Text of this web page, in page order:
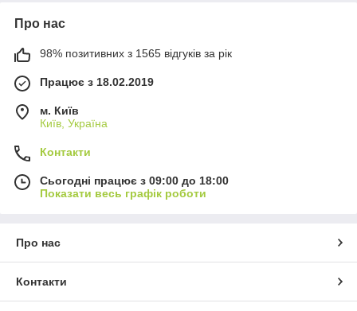
Про нас
98% позитивних з 1565 відгуків за рік
Працює з 18.02.2019
м. Київ
Київ, Україна
Контакти
Сьогодні працює з 09:00 до 18:00
Показати весь графік роботи
Про нас
Контакти